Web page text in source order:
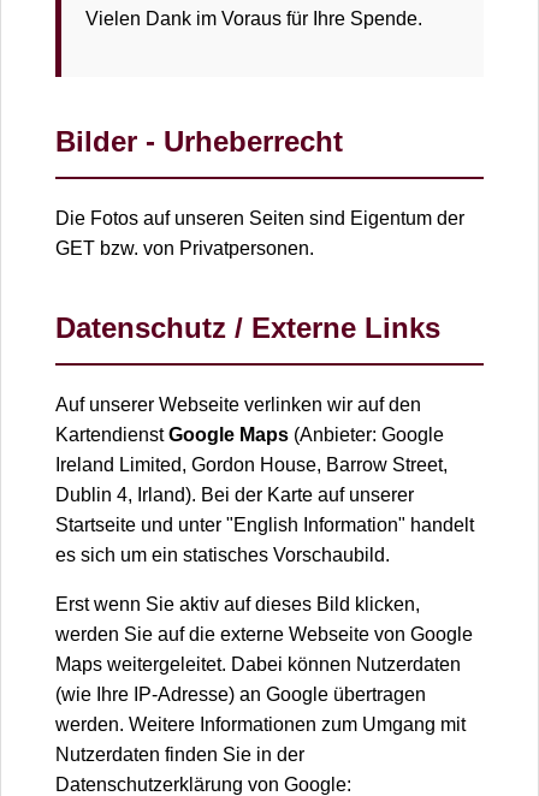
Vielen Dank im Voraus für Ihre Spende.
Bilder - Urheberrecht
Die Fotos auf unseren Seiten sind Eigentum der
GET bzw. von Privatpersonen.
Datenschutz / Externe Links
Auf unserer Webseite verlinken wir auf den
KartendienstGoogle Maps (Anbieter: Google
Ireland Limited, Gordon House, Barrow Street,
Dublin 4, Irland). Bei der Karte auf unserer
Startseite und unter "English Information" handelt
es sich um ein statisches Vorschaubild.
Erst wenn Sie aktiv auf dieses Bild klicken,
werden Sie auf die externe Webseite von Google
Maps weitergeleitet. Dabei können Nutzerdaten
(wie Ihre IP-Adresse) an Google übertragen
werden. Weitere Informationen zum Umgang mit
Nutzerdaten finden Sie in der
Datenschutzerklärung von Google: